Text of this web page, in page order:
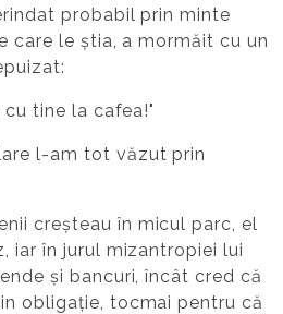
probabil prin minte
care le știa, a mormăit cu un
cu tine la cafea!"
l-am tot văzut prin
creșteau în micul parc, el
iar în jurul mizantropiei lui
și bancuri, încât cred că
obligație, tocmai pentru că